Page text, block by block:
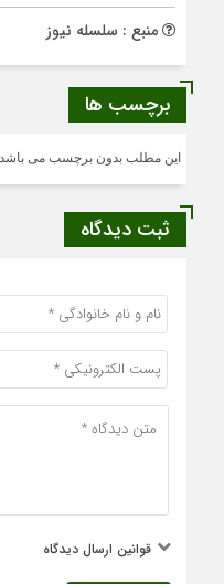
منبع : سلسله نیوز
برچسب ها
این مطلب بدون برچسب می باشد.
ثبت دیدگاه
قوانین ارسال دیدگاه